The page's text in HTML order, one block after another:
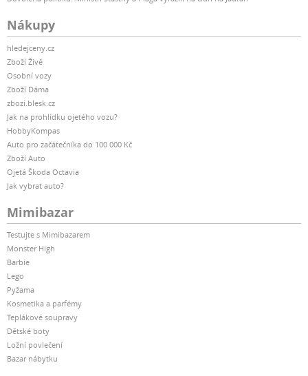
Nákupy
hledejceny.cz
Zboží Živě
Osobní vozy
Zboží Dáma
zbozi.blesk.cz
Jak na prohlídku ojetého vozu?
HobbyKompas
Auto pro začátečníka do 100 000 Kč
Zboží Auto
Ojetá Škoda Octavia
Jak vybrat auto?
Mimibazar
Testujte s Mimibazarem
Monster High
Barbie
Lego
Pyžama
Kosmetika a parfémy
Teplákové soupravy
Dětské boty
Ložní povlečení
Bazar nábytku